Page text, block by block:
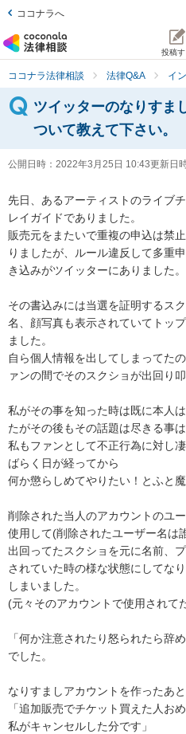
ココナラへ
投稿す
ココナラ法律相談 法律Q&A イ
ツイッターのなりすま
ついて教えて下さい。
公開日時： 2022年3月25日 10:43更新日
先日、あるアーティストのライブ
レイガイドでありました。
販売元をまたいで重複の申込は禁
りましたが、ルール違反して多重
き込みがツイッターにありました。
その書込みには当選を証明するス
名、顔写真も表示されていてトッ
ました。
自ら個人情報を出してしまってた
ァンの間でそのスクショが出回り
私がその事を知った時は既に本人
たがその後もその話題は尽きる事
私もファンとして不正行為に対し
ばらく日が経ってから
何か懲らしめてやりたい！とふと
削除された当人のアカウントのユ
使用して(削除されたユーザー名は
出回ってたスクショを元に名前、
されていた時の様な状態にしてな
しまいました。
(元々そのアカウントで使用されて
「何か注意されたり怒られたら辞
でした。
なりすましアカウントを作ったあと
「追加販売でチケット買えた人お
私がキャンセルした分です」